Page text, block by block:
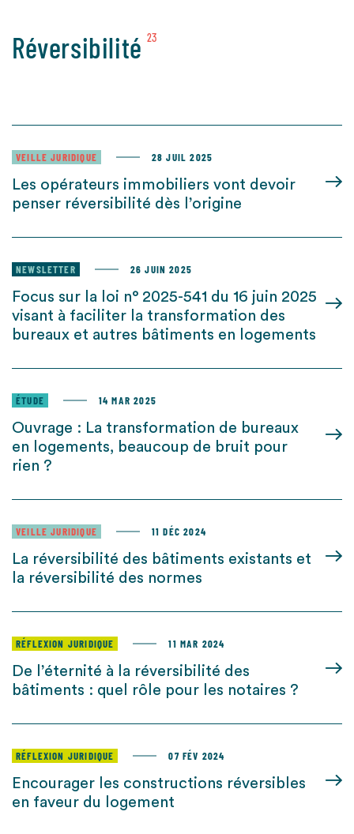
Réversibilité 23
VEILLE JURIDIQUE 28 JUIL 2025
Les opérateurs immobiliers vont devoir
penser réversibilité dès l’origine
NEWSLETTER 26 JUIN 2025
Focus sur la loi n° 2025-541 du 16 juin 2025
visant à faciliter la transformation des
bureaux et autres bâtiments en logements
ÉTUDE 14 MAR 2025
Ouvrage : La transformation de bureaux
en logements, beaucoup de bruit pour
rien ?
VEILLE JURIDIQUE 11 DÉC 2024
La réversibilité des bâtiments existants et
la réversibilité des normes
RÉFLEXION JURIDIQUE 11 MAR 2024
De l’éternité à la réversibilité des
bâtiments : quel rôle pour les notaires ?
RÉFLEXION JURIDIQUE 07 FÉV 2024
Encourager les constructions réversibles
en faveur du logement